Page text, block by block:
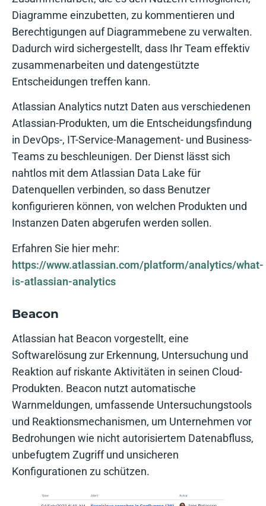
Diagramme einzubetten, zu kommentieren und
Berechtigungen auf Diagrammebene zu verwalten.
Dadurch wird sichergestellt, dass Ihr Team effektiv
zusammenarbeiten und datengestützte
Entscheidungen treffen kann.
Atlassian Analytics nutzt Daten aus verschiedenen
Atlassian-Produkten, um die Entscheidungsfindung
in DevOps-, IT-Service-Management- und Business-
Teams zu beschleunigen. Der Dienst lässt sich
nahtlos mit dem Atlassian Data Lake für
Datenquellen verbinden, so dass Benutzer
konfigurieren können, von welchen Produkten und
Instanzen Daten abgerufen werden sollen.
Erfahren Sie hier mehr:
https://www.atlassian.com/platform/analytics/what-
is-atlassian-analytics
Beacon
Atlassian hat Beacon vorgestellt, eine
Softwarelösung zur Erkennung, Untersuchung und
Reaktion auf riskante Aktivitäten in seinen Cloud-
Produkten. Beacon nutzt automatische
Warnmeldungen, umfassende Untersuchungstools
und Reaktionsmechanismen, um Unternehmen vor
Bedrohungen wie nicht autorisiertem Datenabfluss,
unbefugtem Zugriff und unsicheren
Konfigurationen zu schützen.